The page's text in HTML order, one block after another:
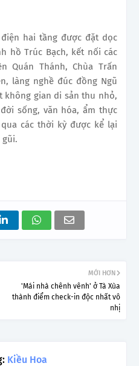
hai tầng được đặt dọc
hồ Trúc Bạch, kết nối các
Quán Thánh, Chùa Trấn
làng nghề đúc đồng Ngũ
không gian di sản thu nhỏ,
sống, văn hóa, ẩm thực
các thời kỳ được kể lại
gũi.
MỚI HƠN
'Mái nhà chênh vênh' ở Tà Xùa
thành điểm check-in độc nhất vô
nhị
Kiều Hoa